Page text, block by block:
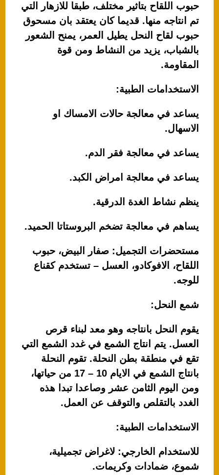
حبوب اللقاح بتاثير مختلف، طبقا للازهار التي
تم انتاجه منها. قديما كان يعتقد بان مسحوق
حبوب لقاح النحل يطيل العمر، يمنح الشعور
بالشباب، يزيد من النشاط ومن قوة
المقاومة.
الاستخدامات الطبية:
يساعد في معالجة حالات الامساك او
الاسهال.
يساعد في معالجة فقر الدم.
يساعد في معالجة امراض الكبد.
ينظم نشاط الغدة الدرقية.
يساهم في معالجة تضخم البروستاتا الحميد.
مستحضرات التجميل: صفار البيض، حبوب
اللقاح، الافوكادو، العسل – تستخدم كقناع
للوجه.
شمع النحل:
يقوم النحل بانتاجه وهو معد لبناء قرص
العسل. يتم انتاج الشمع في غدد الشمع التي
تقع في منطقة بطن النحلة. تقوم النحلة
بانتاج الشمع في الايام 10 – 17 من حياتها،
ومن اليوم الثامن عشر وصاعدا تبدا هذه
الغدد بالتقلص والتوقف عن العمل.
الاستخدامات الطبية:
للاستخدام الخارجي: لاغراض تجميلية،
شموع، ضمادات وكريمات.